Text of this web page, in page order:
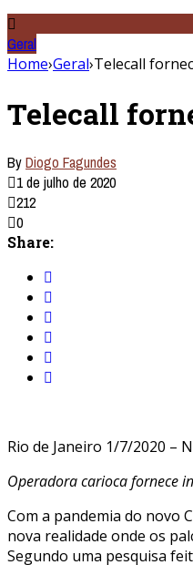
Geral
Home›Geral›Telecall
Telecall
ByDiogo Fagundes
1 de julho de 2020
212
0
Share:
Rio de Janeiro 1/7/2020 –
Operadora carioca fornece
Com a pandemia do novo
nova realidade onde os
Segundo uma pesquisa